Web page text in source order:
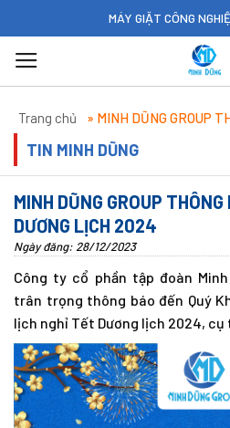
to
content
MÁY GIẶT CÔNG
Trang chủ » MINH DŨNG GROUP
DƯƠNG LỊCH 2024
TIN MINH DŨNG
MINH DŨNG GROUP
DƯƠNG LỊCH 2024
Ngày đăng: 28/12/2023
Công ty cổ phần tập đoàn Minh
trân trọng thông báo đến Quý
lịch nghỉ Tết Dương lịch 2024, cụ